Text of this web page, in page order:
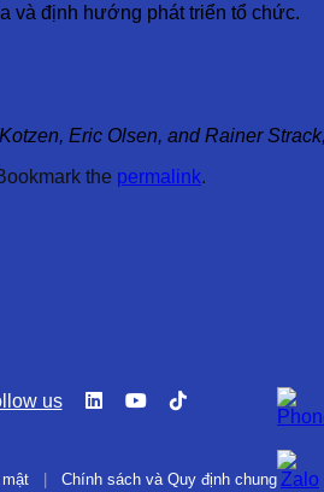
và định hướng phát triển tổ chức.
Eric Olsen, and Rainer
the permalink.
us
Chính sách và Quy định chung